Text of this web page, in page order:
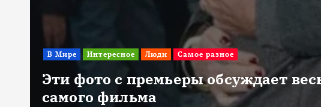
В Мире Интересное Люди Самое разное
Эти фото с премьеры обсуждает
самого фильма